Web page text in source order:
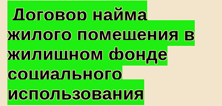
Договор найма
жилого помещения в
жилищном фонде
социального
использования